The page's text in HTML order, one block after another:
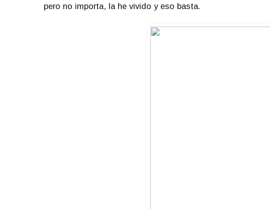
pero no importa, la he vivido y eso basta.